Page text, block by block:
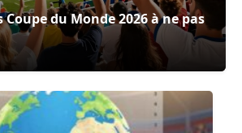
du Monde 2026 à ne pas